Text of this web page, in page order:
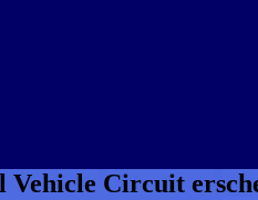
Vehicle Circuit